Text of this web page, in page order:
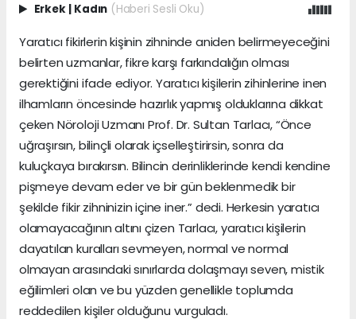
Erkek | Kadın (Haberi Sesli Oku)
Yaratıcı fikirlerin kişinin zihninde aniden belirmeyeceğini
belirten uzmanlar, fikre karşı farkındalığın olması
gerektiğini ifade ediyor. Yaratıcı kişilerin zihinlerine inen
ilhamların öncesinde hazırlık yapmış olduklarına dikkat
çeken Nöroloji Uzmanı Prof. Dr. Sultan Tarlacı, “Önce
uğraşırsın, bilinçli olarak içselleştirirsin, sonra da
kuluçkaya bırakırsın. Bilincin derinliklerinde kendi kendine
pişmeye devam eder ve bir gün beklenmedik bir
şekilde fikir zihninizin içine iner.” dedi. Herkesin yaratıcı
olamayacağının altını çizen Tarlacı, yaratıcı kişilerin
dayatılan kuralları sevmeyen, normal ve normal
olmayan arasındaki sınırlarda dolaşmayı seven, mistik
eğilimleri olan ve bu yüzden genellikle toplumda
reddedilen kişiler olduğunu vurguladı.